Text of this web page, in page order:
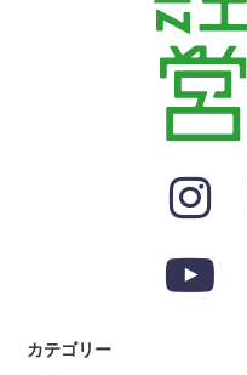
カテゴリー